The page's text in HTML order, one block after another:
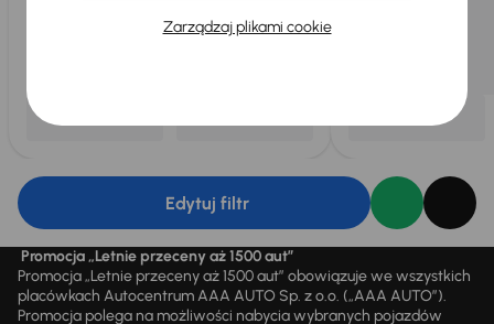
Edytuj filtr
Promocja „Letnie przeceny aż 1500 aut”
Promocja „Letnie przeceny aż 1500 aut” obowiązuje we wszystkich
placówkach Autocentrum AAA AUTO Sp. z o.o. („AAA AUTO”).
Promocja polega na możliwości nabycia wybranych pojazdów
Zarządzaj plikami cookie